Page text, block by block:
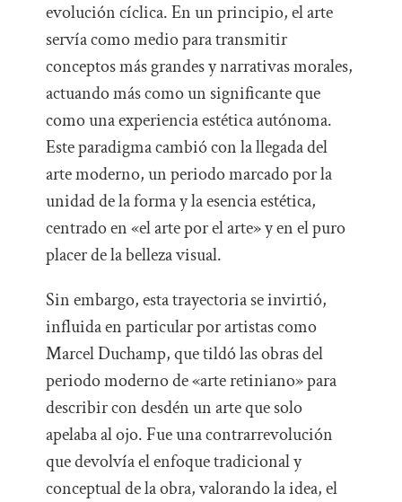
evolución cíclica. En un principio, el arte
servía como medio para transmitir
conceptos más grandes y narrativas morales,
actuando más como un significante que
como una experiencia estética autónoma.
Este paradigma cambió con la llegada del
arte moderno, un periodo marcado por la
unidad de la forma y la esencia estética,
centrado en «el arte por el arte» y en el puro
placer de la belleza visual.
Sin embargo, esta trayectoria se invirtió,
influida en particular por artistas como
Marcel Duchamp, que tildó las obras del
periodo moderno de «arte retiniano» para
describir con desdén un arte que solo
apelaba al ojo. Fue una contrarrevolución
que devolvía el enfoque tradicional y
conceptual de la obra, valorando la idea, el